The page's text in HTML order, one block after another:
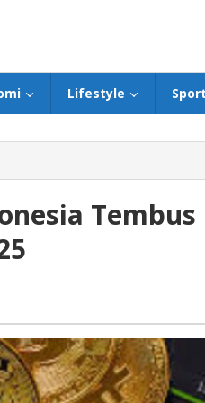
Lifestyle Sport
Tembus